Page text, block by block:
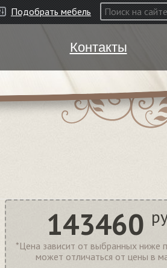
Подобрать мебель
Контакты
143460
*Цена зависит от выбранных ниже
может отличаться от цены в